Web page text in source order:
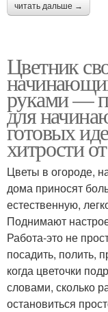
читать дальше →
Цветник
руками —
для
готовых
хитрости
Цветы в огороде,
дома приносят
естественную,
Поднимают
Работа-это не
посадить, полить,
когда цветочки
словами, сколько
остановиться